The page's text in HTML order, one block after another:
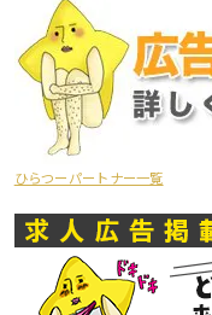
ひらつーパートナー一覧